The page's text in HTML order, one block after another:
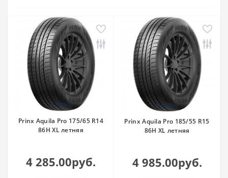
Prinx Aquila Pro 175/65 R14
86H XL летняя
4 285.00руб.
Prinx Aquila Pro 185/55 R15
86H XL летняя
4 985.00руб.